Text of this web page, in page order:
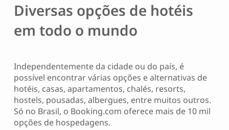
Diversas opções de hotéis
em todo o mundo
Independentemente da cidade ou do país, é
possível encontrar várias opções e alternativas de
hotéis, casas, apartamentos, chalés, resorts,
hostels, pousadas, albergues, entre muitos outros.
Só no Brasil, o Booking.com oferece mais de 10 mil
opções de hospedagens.